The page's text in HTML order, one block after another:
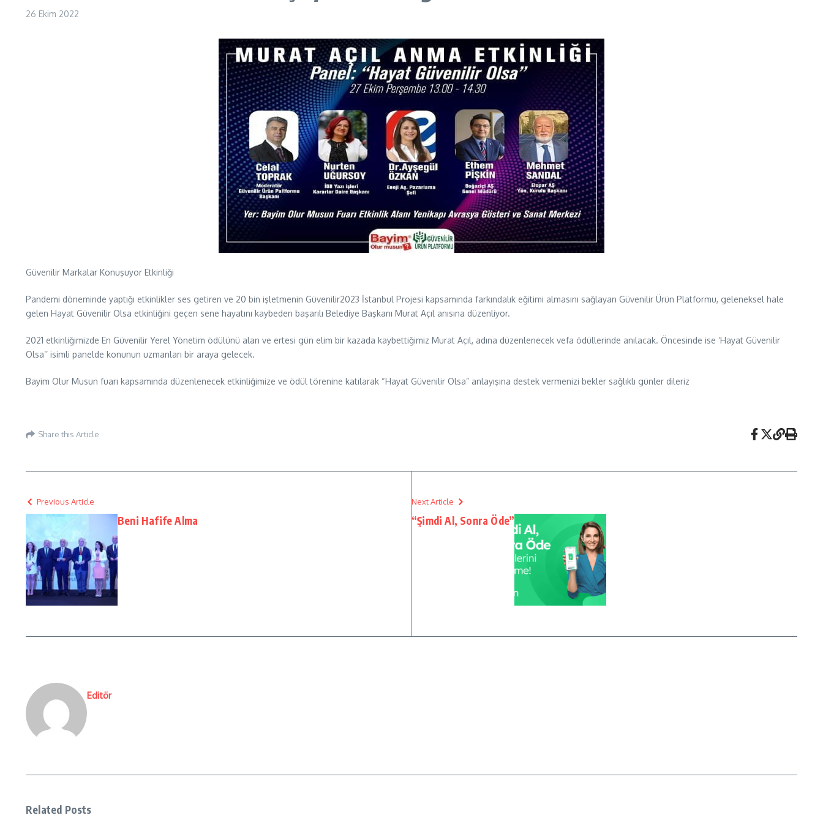
26 Ekim 2022
Güvenilir Markalar Konuşuyor Etkinliği
Pandemi döneminde yaptığı etkinlikler ses getiren ve 20 bin işletmenin Güvenilir2023 İstanbul Projesi kapsamında farkındalık eğitimi almasını sağlayan Güvenilir Ürün Platformu, geleneksel hale
gelen Hayat Güvenilir Olsa etkinliğini geçen sene hayatını kaybeden başarılı Belediye Başkanı Murat Açıl anısına düzenliyor.
2021 etkinliğimizde En Güvenilir Yerel Yönetim ödülünü alan ve ertesi gün elim bir kazada kaybettiğimiz Murat Açıl, adına düzenlenecek vefa ödüllerinde anılacak. Öncesinde ise ‘Hayat Güvenilir
Olsa’’ isimli panelde konunun uzmanları bir araya gelecek.
Bayim Olur Musun fuarı kapsamında düzenlenecek etkinliğimize ve ödül törenine katılarak “Hayat Güvenilir Olsa” anlayışına destek vermenizi bekler sağlıklı günler dileriz
Share this Article
Previous Article
Beni Hafife Alma
Next Article
“Şimdi Al, Sonra Öde”
Editör
Related Posts